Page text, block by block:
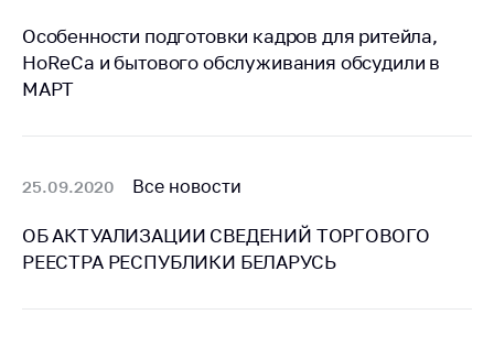
Горячая линия
Электронные
обращения
Сообщить о росте
медицинские
изделия
Особенности подготовки кадров для ритейла,
HoReCa и бытового обслуживания обсудили в
МАРТ
25.09.2020 Все новости
ОБ АКТУАЛИЗАЦИИ СВЕДЕНИЙ ТОРГОВОГО
РЕЕСТРА РЕСПУБЛИКИ БЕЛАРУСЬ